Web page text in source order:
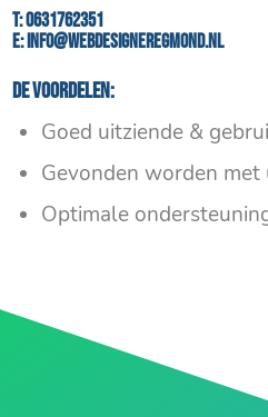
T:0631762351
E:info@webdesigneregmond.nl
De voordelen:
Goed uitziende &
Gevonden worden
Optimale